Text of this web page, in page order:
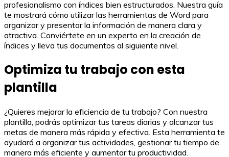
profesionalismo con índices bien estructurados. Nuestra guía
te mostrará cómo utilizar las herramientas de Word para
organizar y presentar la información de manera clara y
atractiva. Conviértete en un experto en la creación de
índices y lleva tus documentos al siguiente nivel.
Optimiza tu trabajo con esta
plantilla
¿Quieres mejorar la eficiencia de tu trabajo? Con nuestra
plantilla, podrás optimizar tus tareas diarias y alcanzar tus
metas de manera más rápida y efectiva. Esta herramienta te
ayudará a organizar tus actividades, gestionar tu tiempo de
manera más eficiente y aumentar tu productividad.